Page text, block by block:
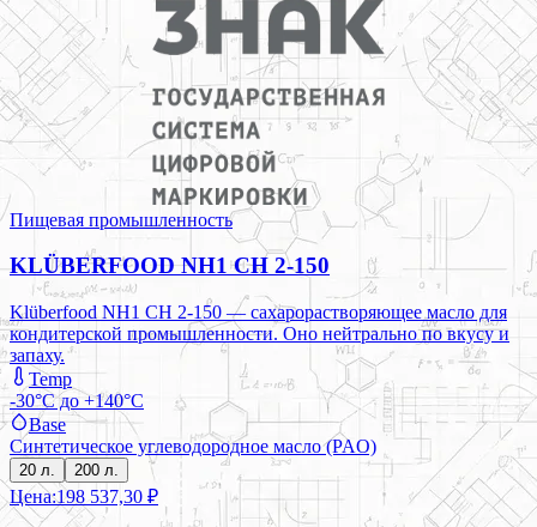
Пищевая промышленность
KLÜBERFOOD NH1 CH 2-150
Klüberfood NH1 CH 2-150 — сахарорастворяющее масло для
кондитерской промышленности. Оно нейтрально по вкусу и
запаху.
Temp
-30°C до +140°C
Base
Синтетическое углеводородное масло (PAO)
20 л. 200 л.
Цена:198 537,30 ₽